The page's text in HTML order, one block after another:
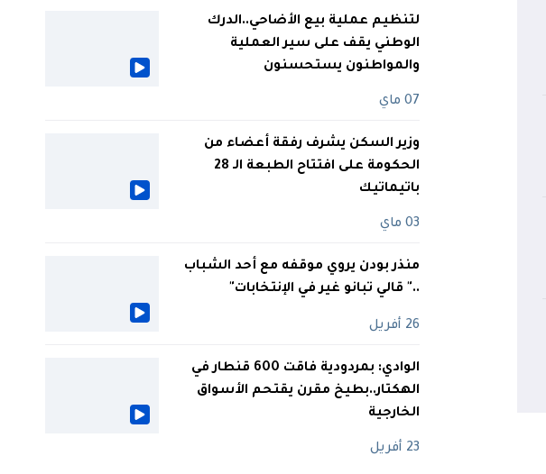
لتنظيم عملية بيع الأضاحي..الدرك
الوطني يقف على سير العملية
والمواطنون يستحسنون
07 ماي
وزير السكن يشرف رفقة أعضاء من
الحكومة على افتتاح الطبعة الـ 28
باتيماتيك
03 ماي
منذر بودن يروي موقفه مع أحد الشباب
.." قالي تبانو غير في الإنتخابات"
26 أفريل
الوادي: بمردودية فاقت 600 قنطار في
الهكتار..بطيخ مقرن يقتحم الأسواق
الخارجية
23 أفريل